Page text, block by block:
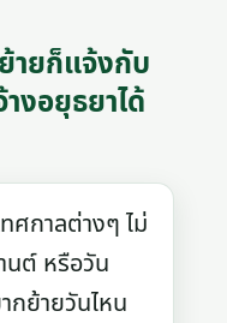
ายก็แจ้งกับ
งอยุธยาได้
กาลต่างๆ ไม่
นต์ หรือวัน
กย้ายวันไหน